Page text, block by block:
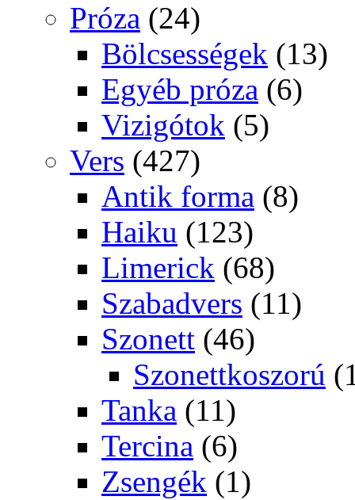
Próza (24)
Bölcsességek (13)
Egyéb próza (6)
Vizigótok (5)
Vers (427)
Antik forma (8)
Haiku (123)
Limerick (68)
Szabadvers (11)
Szonett (46)
Szonettkoszorú
Tanka (11)
Tercina (6)
Zsengék (1)